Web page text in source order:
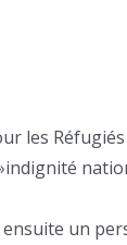
les
un